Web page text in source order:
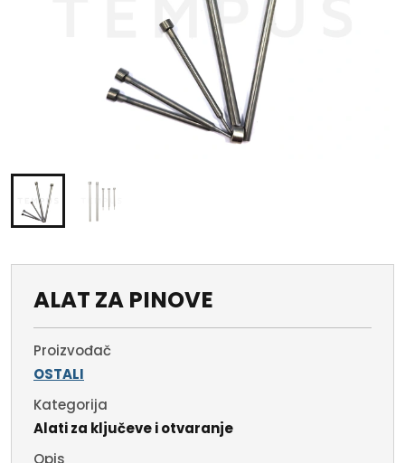
ALAT ZA PINOVE
Proizvođač
OSTALI
Kategorija
Alati za ključeve i otvaranje